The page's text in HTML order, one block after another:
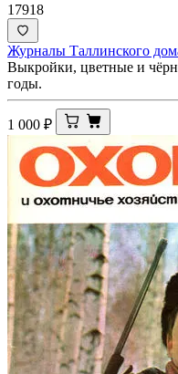
17918
Журналы Таллинского
Выкройки, цветные и
годы.
1 000 ₽